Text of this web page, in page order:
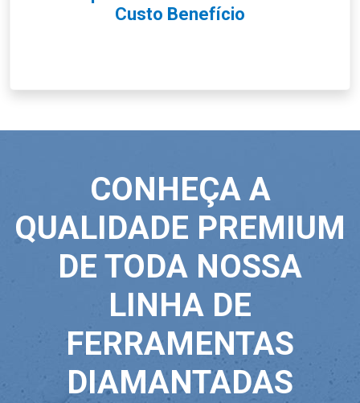
Custo Benefício
CONHEÇA A
QUALIDADE PREMIUM
DE TODA NOSSA
LINHA DE
FERRAMENTAS
DIAMANTADAS